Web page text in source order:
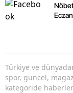
Türkiye ve
spor, güncel,
kategoride